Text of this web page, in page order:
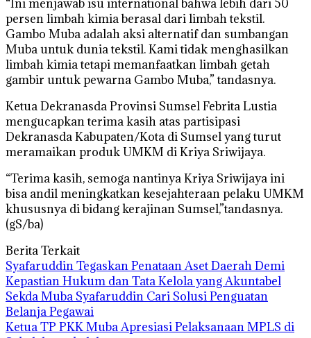
“Ini menjawab isu international bahwa lebih dari 50
persen limbah kimia berasal dari limbah tekstil.
Gambo Muba adalah aksi alternatif dan sumbangan
Muba untuk dunia tekstil. Kami tidak menghasilkan
limbah kimia tetapi memanfaatkan limbah getah
gambir untuk pewarna Gambo Muba,” tandasnya.
Ketua Dekranasda Provinsi Sumsel Febrita Lustia
mengucapkan terima kasih atas partisipasi
Dekranasda Kabupaten/Kota di Sumsel yang turut
meramaikan produk UMKM di Kriya Sriwijaya.
“Terima kasih, semoga nantinya Kriya Sriwijaya ini
bisa andil meningkatkan kesejahteraan pelaku UMKM
khususnya di bidang kerajinan Sumsel,”tandasnya.
(gS/ba)
Berita Terkait
Syafaruddin Tegaskan Penataan Aset Daerah Demi
Kepastian Hukum dan Tata Kelola yang Akuntabel
Sekda Muba Syafaruddin Cari Solusi Penguatan
Belanja Pegawai
Ketua TP PKK Muba Apresiasi Pelaksanaan MPLS di